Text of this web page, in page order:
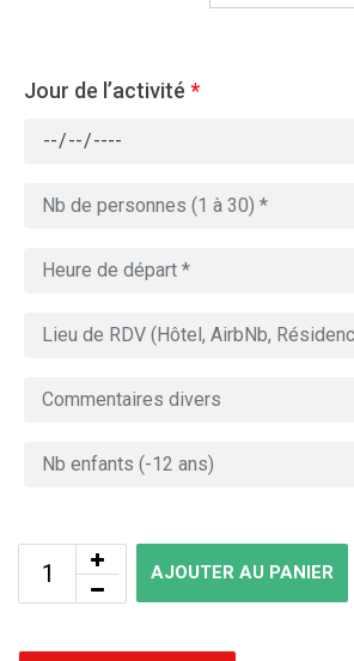
Jour de l’activité *
AJOUTER AU PANIER